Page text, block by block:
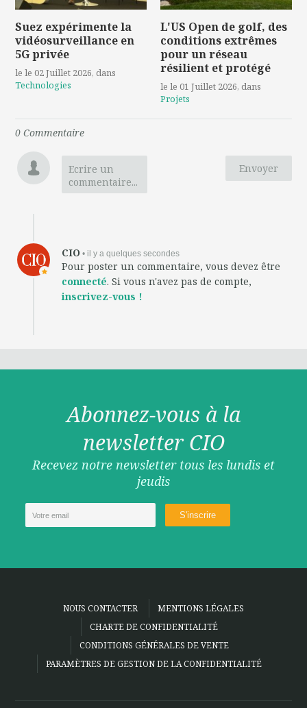
Suez expérimente la
vidéosurveillance en
5G privée
le le 02 Juillet 2026, dans
Technologies
L'US Open de golf, des
conditions extrêmes
pour un réseau
résilient et protégé
le le 01 Juillet 2026, dans
Projets
0 Commentaire
Envoyer
Ecrire un
commentaire...
CIO • il y a quelques secondes
Pour poster un commentaire, vous devez être
connecté. Si vous n'avez pas de compte,
inscrivez-vous !
Abonnez-vous à la
newsletter CIO
Recevez notre newsletter tous les lundis et
jeudis
NOUS CONTACTER
MENTIONS LÉGALES
CHARTE DE CONFIDENTIALITÉ
CONDITIONS GÉNÉRALES DE VENTE
PARAMÈTRES DE GESTION DE LA CONFIDENTIALITÉ